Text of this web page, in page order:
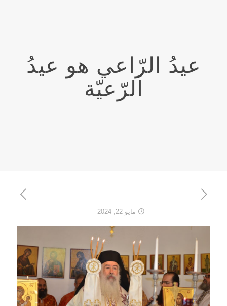
عيدُ الرّاعي هو عيدُ
الرّعيّة
مايو 22, 2024